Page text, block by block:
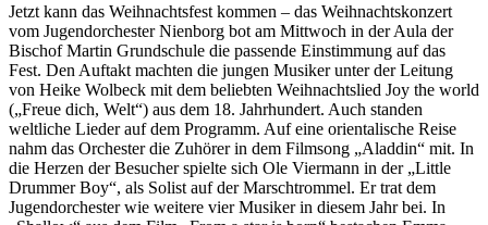
Jetzt kann das Weihnachtsfest kommen – das Weihnachtskonzert
vom Jugendorchester Nienborg bot am Mittwoch in der Aula der
Bischof Martin Grundschule die passende Einstimmung auf das
Fest. Den Auftakt machten die jungen Musiker unter der Leitung
von Heike Wolbeck mit dem beliebten Weihnachtslied Joy the world
(„Freue dich, Welt“) aus dem 18. Jahrhundert. Auch standen
weltliche Lieder auf dem Programm. Auf eine orientalische Reise
nahm das Orchester die Zuhörer in dem Filmsong „Aladdin“ mit. In
die Herzen der Besucher spielte sich Ole Viermann in der „Little
Drummer Boy“, als Solist auf der Marschtrommel. Er trat dem
Jugendorchester wie weitere vier Musiker in diesem Jahr bei. In